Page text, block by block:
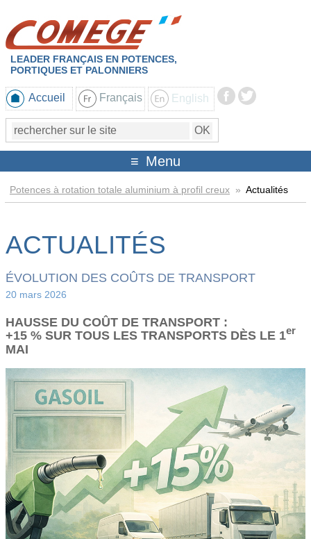
LEADER FRANÇAIS EN POTENCES,
PORTIQUES ET PALONNIERS
Accueil Français English
Menu
Potences à rotation totale aluminium à profil creux » Actualités
ACTUALITÉS
ÉVOLUTION DES COÛTS DE TRANSPORT
20 mars 2026
HAUSSE DU COÛT DE TRANSPORT :
+15 % SUR TOUS LES TRANSPORTS DÈS LE 1er
MAI